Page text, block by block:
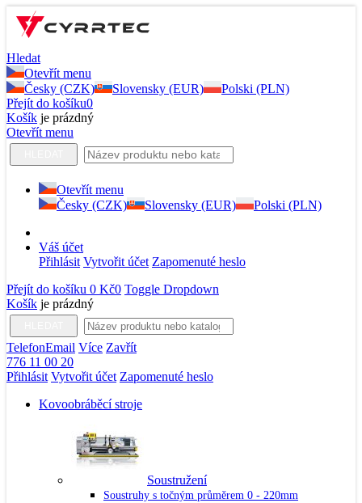
Hledat
Otevřít menu
Česky (CZK)
Slovensky (EUR)
Polski (PLN)
Přejít do košíku0
Košík je prázdný
Otevřít menu
Otevřít menu
Česky (CZK)
Slovensky (EUR) Polski (PLN)
Váš účet
Přihlásit Vytvořit účet Zapomenuté heslo
Přejít do košíku 0 Kč0 Toggle Dropdown
Košík je prázdný
TelefonEmail Více Zavřít
776 11 00 20
Přihlásit Vytvořit účet Zapomenuté heslo
Kovoobráběcí stroje
Soustružení
Soustruhy s točným průměrem 0 - 220mm